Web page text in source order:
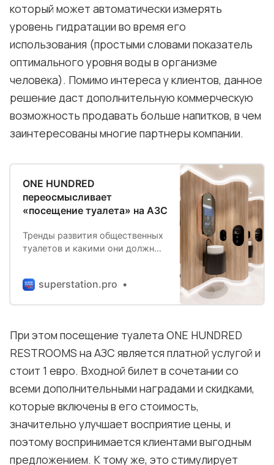
который может автоматически измерять
уровень гидратации во время его
использования (простыми словами показатель
оптимального уровня воды в организме
человека). Помимо интереса у клиентов, данное
решение даст дополнительную коммерческую
возможность продавать больше напитков, в чем
заинтересованы многие партнеры компании.
ONE HUNDRED
переосмысливает
«посещение туалета» на АЗС
Тренды развития общественных
туалетов и какими они должны
мобильности, технологические
влияние на преобразование АЗС
в будущем. Клиенты постоянно
superstation.pro
При этом посещение туалета ONE HUNDRED
RESTROOMS на АЗС является платной услугой и
стоит 1 евро. Входной билет в сочетании со
всеми дополнительными наградами и скидками,
которые включены в его стоимость,
значительно улучшает восприятие цены, и
поэтому воспринимается клиентами выгодным
предложением. К тому же, это стимулирует